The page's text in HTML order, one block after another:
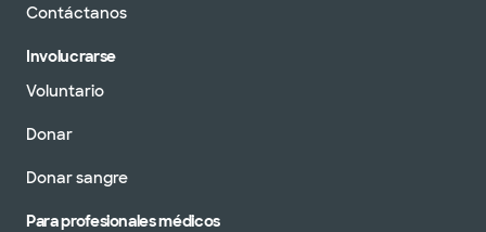
Contáctanos
Involucrarse
Voluntario
Donar
Donar sangre
Para profesionales médicos